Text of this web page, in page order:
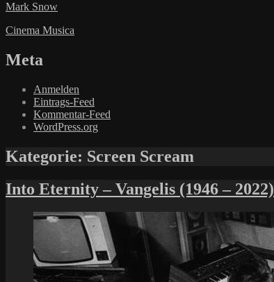
Mark Snow
Cinema Musica
Meta
Anmelden
Eintrags-Feed
Kommentar-Feed
WordPress.org
Kategorie: Screen Scream
Into Eternity – Vangelis (1946 – 2022)